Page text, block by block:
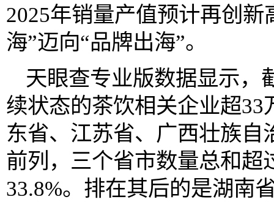
2025年销量产值预计再创
海”迈向“品牌出海”。
天眼查专业版数据显示，
续状态的茶饮相关企业超
东省、江苏省、广西壮族
前列，三个省市数量总和超
33.8%。排在其后的是湖南